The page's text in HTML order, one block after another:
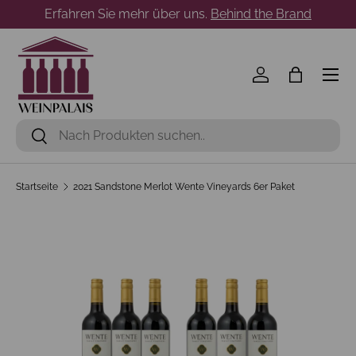
Direkt zum Inhalt
Erfahren Sie mehr über uns. Behind the Brand
Suchen
Suchen
Einloggen
Menü
Startseite 2021 Sandstone Merlot Wente Vineyards 6er Paket